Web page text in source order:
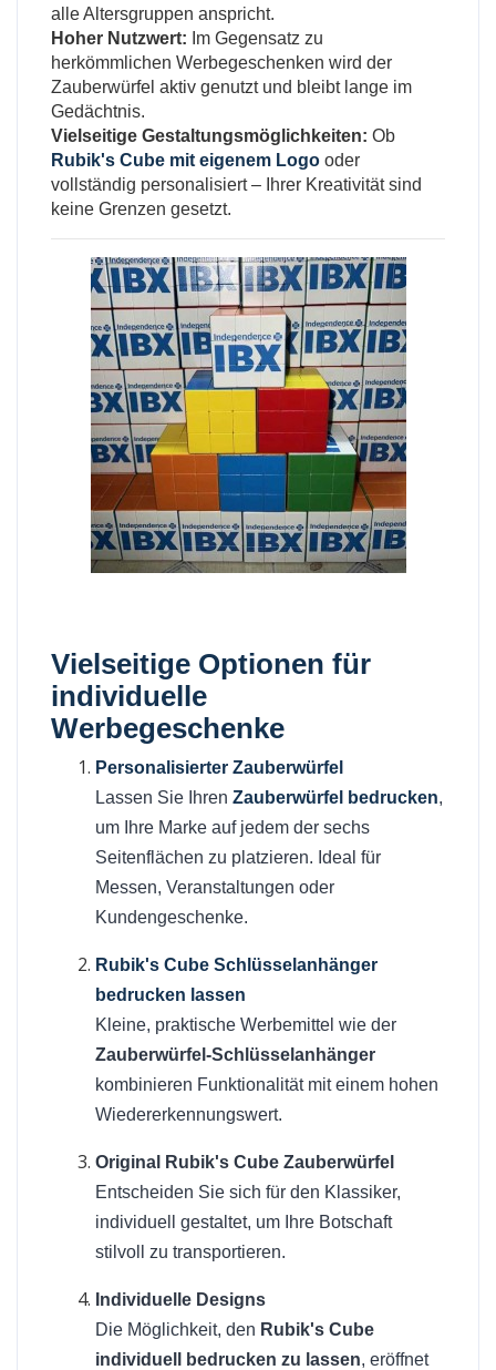
alle Altersgruppen anspricht.
Hoher Nutzwert: Im Gegensatz zu
herkömmlichen Werbegeschenken wird der
Zauberwürfel aktiv genutzt und bleibt lange im
Gedächtnis.
Vielseitige Gestaltungsmöglichkeiten: Ob
Rubik's Cube mit eigenem Logo oder
vollständig personalisiert – Ihrer Kreativität sind
keine Grenzen gesetzt.
Vielseitige Optionen für
individuelle
Werbegeschenke
Personalisierter Zauberwürfel
Lassen Sie Ihren Zauberwürfel bedrucken,
um Ihre Marke auf jedem der sechs
Seitenflächen zu platzieren. Ideal für
Messen, Veranstaltungen oder
Kundengeschenke.
Rubik's Cube Schlüsselanhänger
bedrucken lassen
Kleine, praktische Werbemittel wie der
Zauberwürfel-Schlüsselanhänger
kombinieren Funktionalität mit einem hohen
Wiedererkennungswert.
Original Rubik's Cube Zauberwürfel
Entscheiden Sie sich für den Klassiker,
individuell gestaltet, um Ihre Botschaft
stilvoll zu transportieren.
Individuelle Designs
Die Möglichkeit, den Rubik's Cube
individuell bedrucken zu lassen, eröffnet